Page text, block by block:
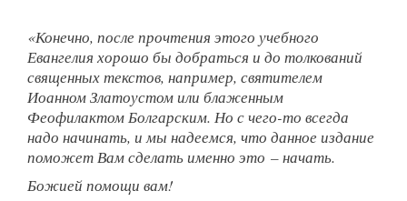
«Конечно, после прочтения этого учебного
Евангелия хорошо бы добраться и до толкований
священных текстов, например, святителем
Иоанном Златоустом или блаженным
Феофилактом Болгарским. Но с чего-то всегда
надо начинать, и мы надеемся, что данное издание
поможет Вам сделать именно это – начать.
Божией помощи вам!